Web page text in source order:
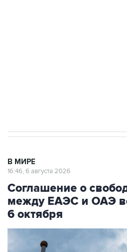
В МИРЕ
16:46, 6 августа 2026
Соглашение о
между ЕАЭС и ОАЭ
6 октября